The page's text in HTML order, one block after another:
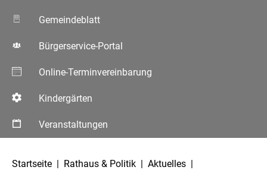
Gemeindeblatt
Bürgerservice-Portal
Online-Terminvereinbarung
Kindergärten
Veranstaltungen
Startseite
Rathaus & Politik
Aktuelles